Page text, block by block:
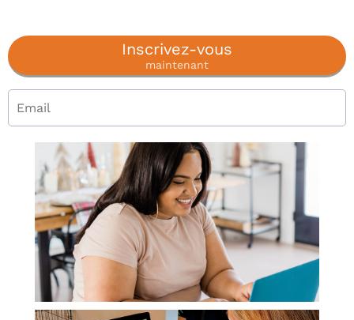
Inscrivez-vous
maintenant